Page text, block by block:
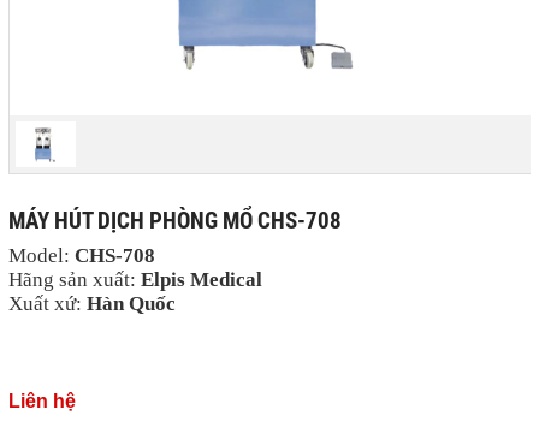
MÁY HÚT DỊCH PHÒNG MỔ CHS-708
Model: CHS-708
Hãng sản xuất: Elpis Medical
Xuất xứ: Hàn Quốc
Liên hệ